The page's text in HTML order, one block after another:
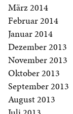
März 2014
Februar 2014
Januar 2014
Dezember 2013
November 2013
Oktober 2013
September 2013
August 2013